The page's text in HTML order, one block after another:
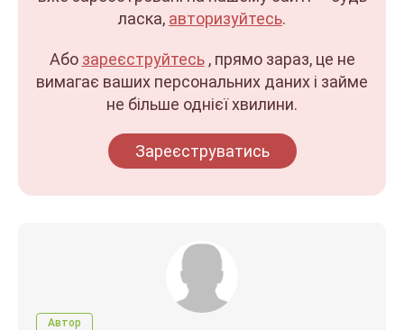
ласка, авторизуйтесь.
Або зареєструйтесь, прямо зараз, це не
вимагає ваших персональних даних і займе
не більше однієї хвилини.
Зареєструватись
Автор